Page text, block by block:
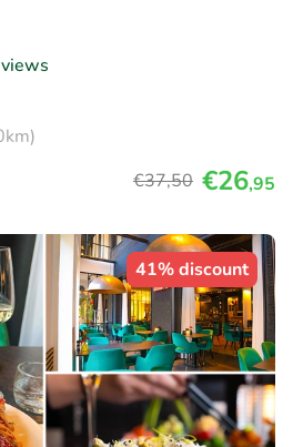
€37,50 €26,95
41% discount